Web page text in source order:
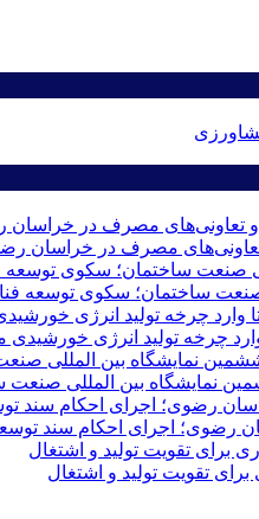
تعاونی‌های مصرف در خراسان
ساختمان؛ سکوی توسعه
نمایشگاه بین المللی
اجرای احکام سند
تقویت تولید و اشتغال